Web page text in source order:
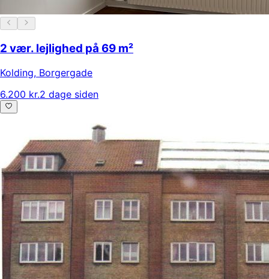
2 vær. lejlighed på 69 m²
Kolding, Borgergade
6.200 kr.2 dage siden